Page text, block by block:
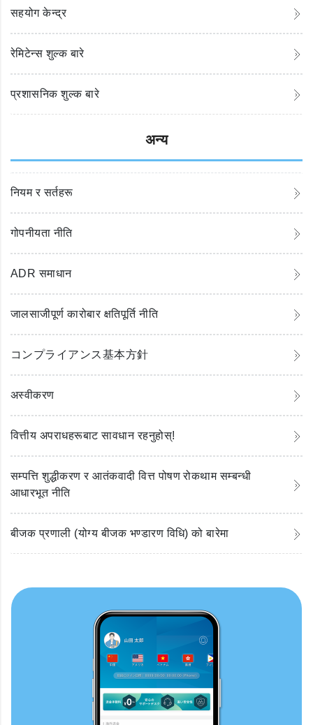
सहयोग केन्द्र
रेमिटेन्स शुल्क बारे
प्रशासनिक शुल्क बारे
अन्य
नियम र सर्तहरू
गोपनीयता नीति
ADR समाधान
जालसाजीपूर्ण कारोबार क्षतिपूर्ति नीति
コンプライアンス基本方針
अस्वीकरण
वित्तीय अपराधहरूबाट सावधान रहनुहोस्!
सम्पत्ति शुद्धीकरण र आतंकवादी वित्त पोषण रोकथाम सम्बन्धी
आधारभूत नीति
बीजक प्रणाली (योग्य बीजक भण्डारण विधि) को बारेमा